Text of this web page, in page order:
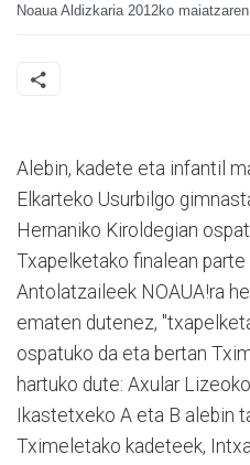
Noaua Aldizkaria 2012ko
Alebin, kadete eta infantil
Elkarteko Usurbilgo
Hernaniko Kiroldegian
Txapelketako finalean parte
Antolatzaileek NOAUA!ra
ematen dutenez,
ospatuko da eta bertan
hartuko dute: Axular
Ikastetxeko A eta B alebin
Tximeletako kadeteek,